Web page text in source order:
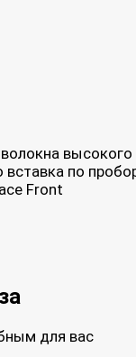
высокого
вставка по
Front
для вас